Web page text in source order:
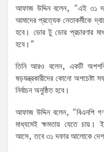
আফাজ উদ্দিন বলেন, “এই ৩১
আমাদের প্রত্যেক নেতাকর্মীকে
হবে। ডোর টু ডোর প্রচারণার
হবে।”
তিনি আরও বলেন, একটি
ষড়যন্ত্রকারীদের কোনো
নির্বাচন অনুষ্ঠিত হবে।
আফাজ উদ্দিন বলেন, “বিএনপি
মাধ্যমেই ক্ষমতায় যেতে চায়।
আসে, তবে ৩১ দফার আলোকে দেশ